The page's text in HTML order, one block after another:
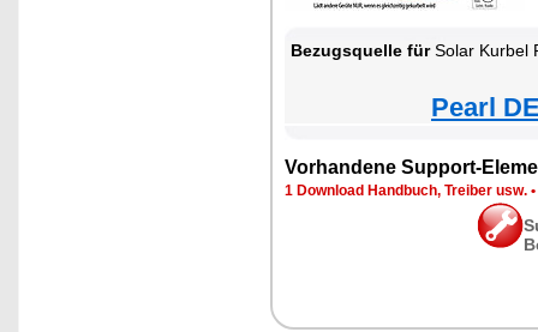
Bezugsquelle fürSolar Kurbel
Pearl
Vorhandene Support-
1 Download Handbuch, Treiber usw. •